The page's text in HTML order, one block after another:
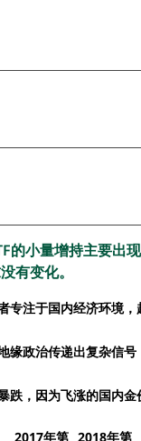
的小量增持主要出
有变化。
专注于国内经济环境，
缘政治传递出复杂信
跌，因为飞涨的国内
2017年第 2018年第